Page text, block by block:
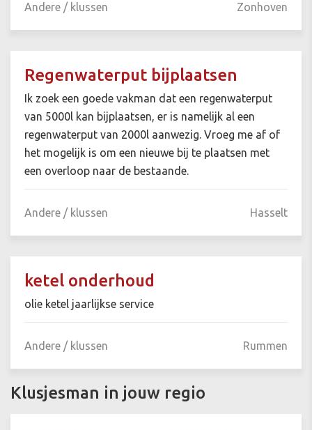
Andere / klussen Zonhoven
Regenwaterput bijplaatsen
Ik zoek een goede vakman dat een regenwaterput
van 5000l kan bijplaatsen, er is namelijk al een
regenwaterput van 2000l aanwezig. Vroeg me af of
het mogelijk is om een nieuwe bij te plaatsen met
een overloop naar de bestaande.
Andere / klussen Hasselt
ketel onderhoud
olie ketel jaarlijkse service
Andere / klussen Rummen
Klusjesman in jouw regio